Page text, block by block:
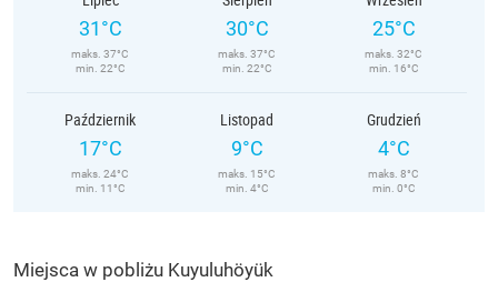
31°C
maks. 37°C
min. 22°C
30°C
maks. 37°C
min. 22°C
25°C
maks. 32°C
min. 16°C
Październik
17°C
maks. 24°C
min. 11°C
Listopad
9°C
maks. 15°C
min. 4°C
Grudzień
4°C
maks. 8°C
min. 0°C
Miejsca w pobliżu Kuyuluhöyük